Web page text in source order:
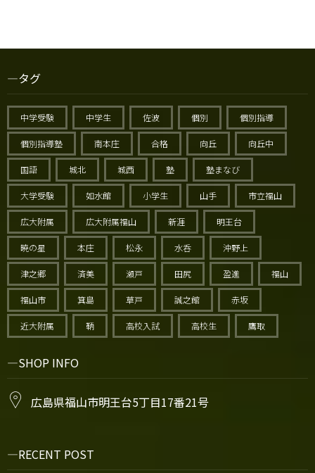
タグ
中学受験 中学生 佐波 個別 個別指導
個別指導塾 南本庄 合格 向丘 向丘中
国語 城北 城西 塾 塾まなび
大学受験 如水館 小学生 山手 市立福山
広大附属 広大附属福山 新涯 明王台
暁の星 本庄 松永 水呑 沖野上
津之郷 済美 瀬戸 田尻 盈進 福山
福山市 箕島 草戸 誠之館 赤坂
近大附属 鞆 高校入試 高校生 鷹取
SHOP INFO
広島県福山市明王台5丁目17番21号
RECENT POST